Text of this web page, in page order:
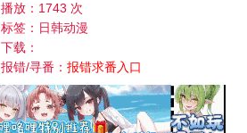
播放：1743 次
标签：日韩动漫
下载：
报错/寻番：报错求番入口